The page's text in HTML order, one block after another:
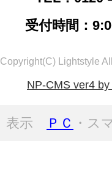
受付時間：
Copyright(C) Lightstyle
NP-CMS ver4
表示 ＰＣ ・ス